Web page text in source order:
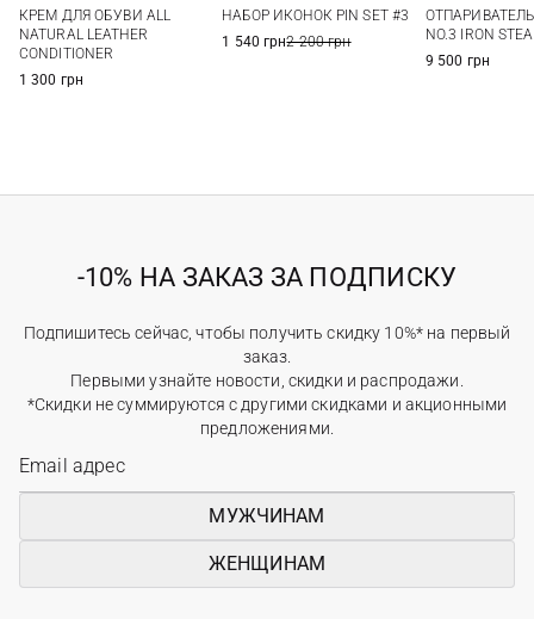
КРЕМ ДЛЯ ОБУВИ ALL
NATURAL LEATHER
CONDITIONER
1 300 грн
НАБОР ИКОНОК PIN SET #3
1 540 грн2 200 грн
ОТПАРИВАТЕЛЬ
NO.3 IRON
9 500 грн
-10% НА ЗАКАЗ ЗА ПОДПИСКУ
Подпишитесь сейчас, чтобы получить скидку 10%* на первый
заказ.
Первыми узнайте новости, скидки и распродажи.
*Скидки не суммируются с другими скидками и акционными
предложениями.
МУЖЧИНАМ
ЖЕНЩИНАМ